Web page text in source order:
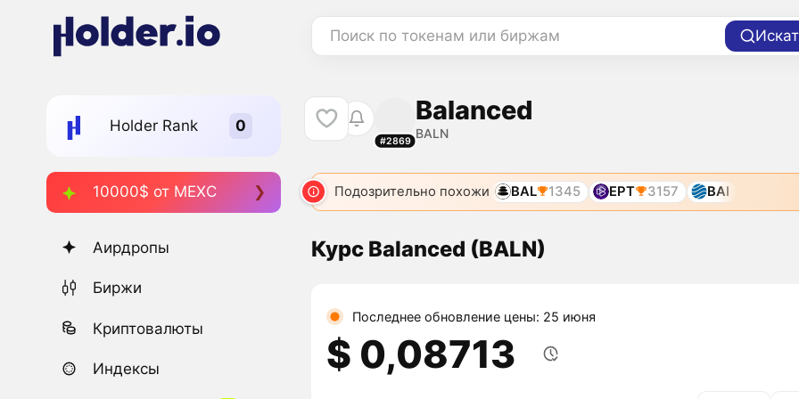
Поиск по токенам или биржам
Holder Rank
10000$ от MEXC
Аирдропы
Биржи
Криптовалюты
Индексы
#2869
Balanced
BALN
Подозрительно похожи BAL 1345 EPT 3157 BAI
Курс Balanced (BALN)
Последнее обновление цены: 25 июня
$ 0,08713